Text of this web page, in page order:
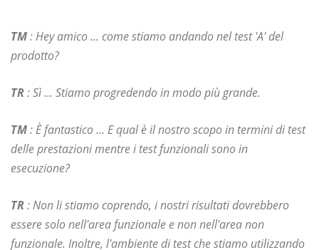
TM: Hey amico ... come stiamo andando nel test 'A' del
prodotto?
TR: Sì ... Stiamo progredendo in modo più grande.
TM: È fantastico ... E qual è il nostro scopo in termini di test
delle prestazioni mentre i test funzionali sono in
esecuzione?
TR: Non li stiamo coprendo, i nostri risultati dovrebbero
essere solo nell'area funzionale e non nell'area non
funzionale. Inoltre, l'ambiente di test che stiamo utilizzando